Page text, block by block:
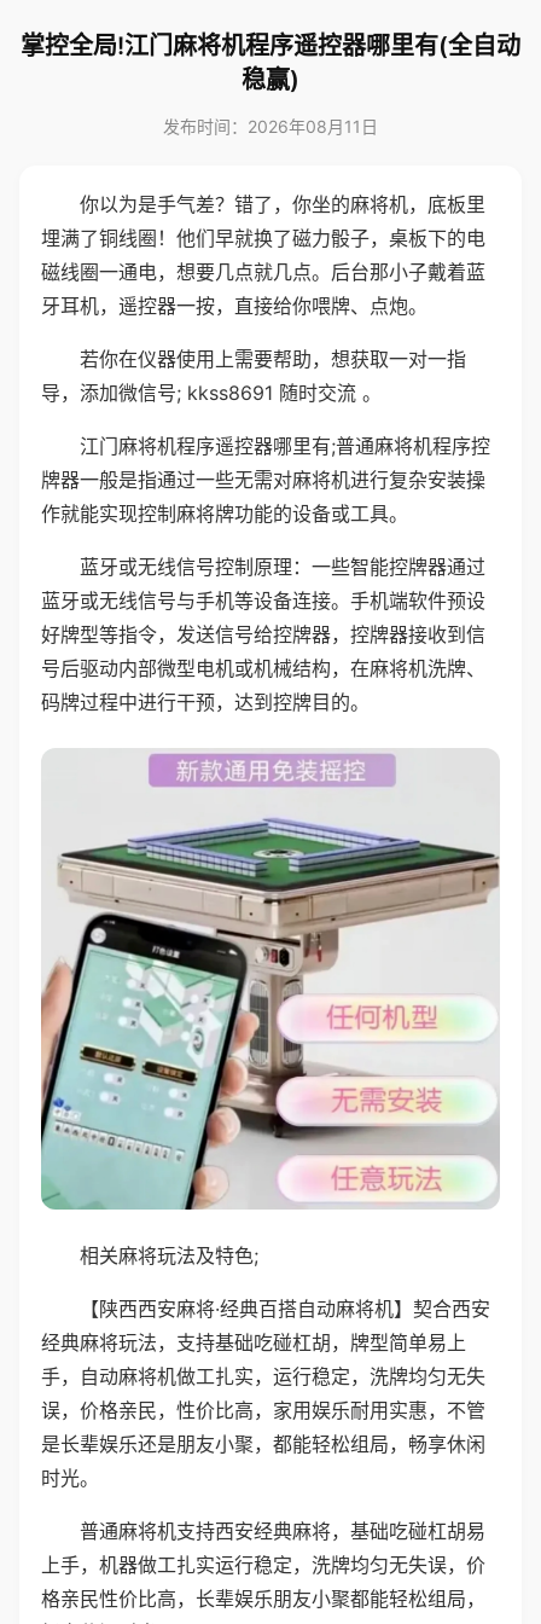
掌控全局!江门麻将机程序遥控器哪里有(全自动
稳赢)
发布时间：2026年08月11日
你以为是手气差？错了，你坐的麻将机，底板里
埋满了铜线圈！他们早就换了磁力骰子，桌板下的电
磁线圈一通电，想要几点就几点。后台那小子戴着蓝
牙耳机，遥控器一按，直接给你喂牌、点炮。
若你在仪器使用上需要帮助，想获取一对一指
导，添加微信号; kkss8691 随时交流 。
江门麻将机程序遥控器哪里有;普通麻将机程序控
牌器一般是指通过一些无需对麻将机进行复杂安装操
作就能实现控制麻将牌功能的设备或工具。
蓝牙或无线信号控制原理：一些智能控牌器通过
蓝牙或无线信号与手机等设备连接。手机端软件预设
好牌型等指令，发送信号给控牌器，控牌器接收到信
号后驱动内部微型电机或机械结构，在麻将机洗牌、
码牌过程中进行干预，达到控牌目的。
相关麻将玩法及特色;
【陕西西安麻将·经典百搭自动麻将机】契合西安
经典麻将玩法，支持基础吃碰杠胡，牌型简单易上
手，自动麻将机做工扎实，运行稳定，洗牌均匀无失
误，价格亲民，性价比高，家用娱乐耐用实惠，不管
是长辈娱乐还是朋友小聚，都能轻松组局，畅享休闲
时光。
普通麻将机支持西安经典麻将，基础吃碰杠胡易
上手，机器做工扎实运行稳定，洗牌均匀无失误，价
格亲民性价比高，长辈娱乐朋友小聚都能轻松组局，